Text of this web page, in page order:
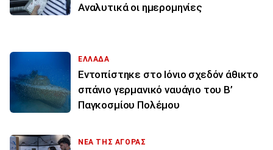
Αναλυτικά οι ημερομηνίες
ΕΛΛΑΔΑ
Εντοπίστηκε στο Ιόνιο σχεδόν άθικτο
σπάνιο γερμανικό ναυάγιο του Β’
Παγκοσμίου Πολέμου
ΝΕΑ ΤΗΣ ΑΓΟΡΑΣ